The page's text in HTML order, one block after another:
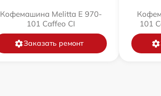
Кофемашина Melitta Е 970-
101 Caffeo CI
Заказать ремонт
101